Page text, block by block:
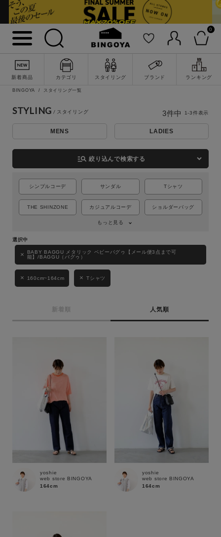
0
新着商品 カテゴリ スタイリング ブランド ランキング
キーワード
性別
BINGOYA スタイリング一覧
STYLING
MENS LADIES
manage_search 絞り込んで検索する
シンプルコーデ サンダル Tシャツ
THE SHINZONE カジュアルコーデ ショルダーバッグ
もっと見る
BABY BAGGU メタリック ベビーバグゥ【メール便3点まで可
能】/BAGGU（バグゥ）
160cm~164cm Tシャツ
新着順 人気順
3件中 1-3件表示
yoshie
web store BINGOYA
164cm
yoshie
web store BINGOYA
164cm